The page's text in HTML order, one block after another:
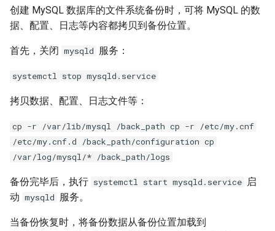
创建 MySQL 数据库的文件系统备份时，可将 MySQL 的数
据、配置、日志等内容都拷贝到备份位置。
首先，关闭 mysqld 服务：
systemctl stop mysqld.service
拷贝数据、配置、日志文件等：
cp -r /var/lib/mysql /back_path cp -r /etc/my.cnf
/etc/my.cnf.d /back_path/configuration cp
/var/log/mysql/* /back_path/logs
备份完毕后，执行 systemctl start mysqld.service 启
动 mysqld 服务。
当备份恢复时，将备份数据从备份位置加载到